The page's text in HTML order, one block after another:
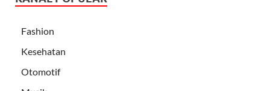
Fashion
Kesehatan
Otomotif